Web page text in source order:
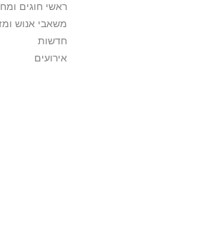
ראשי חוגים
משאבי אנוש
חדשות
אירועים